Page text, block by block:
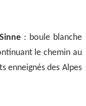
: boule blanche
le chemin au
enneignés des Alpes